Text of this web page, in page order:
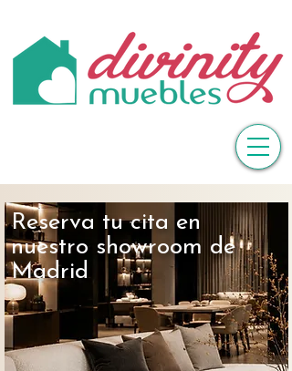
Reserva tu cita en
nuestro showroom de
Madrid